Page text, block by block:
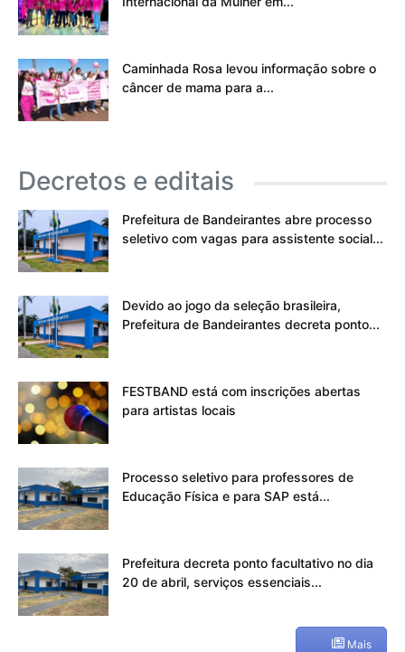
Caminhada Rosa levou informação sobre o
câncer de mama para a...
Decretos e editais
Prefeitura de Bandeirantes abre processo
seletivo com vagas para assistente social...
Devido ao jogo da seleção brasileira,
Prefeitura de Bandeirantes decreta ponto...
FESTBAND está com inscrições abertas
para artistas locais
Processo seletivo para professores de
Educação Física e para SAP está...
Prefeitura decreta ponto facultativo no dia
20 de abril, serviços essenciais...
Mais